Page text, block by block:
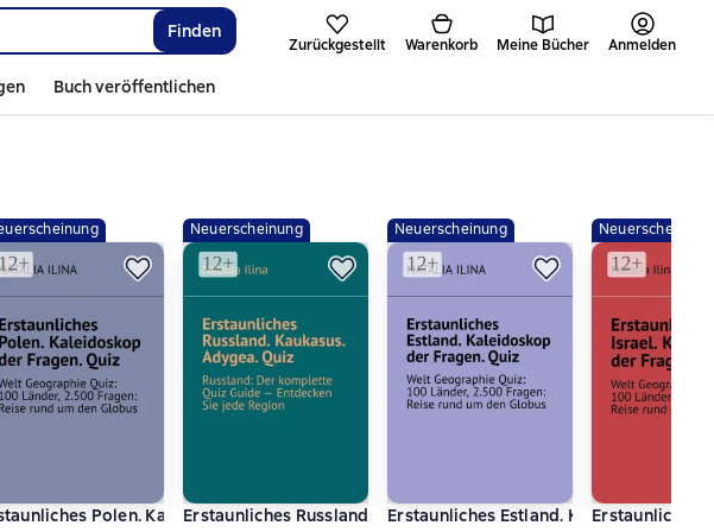
Finden
Zurückgestellt Warenkorb Meine Bücher Anmelden
Buch veröffentlichen
Geographie Quiz: 100 Länder, 2.500 Fragen: Reise rund um den Globus
Polen. Kaleidoskop der Fragen. Quiz. Welt Geographie Quiz: 100 Länder,
Neuerscheinung
Erstaunliches Russland. Kaukasus. Adygea. Quiz. Russland: Der
Neuerscheinung
Erstaunliches Estland. Kaleidoskop der
Neuerscheinung
Erstaunliches